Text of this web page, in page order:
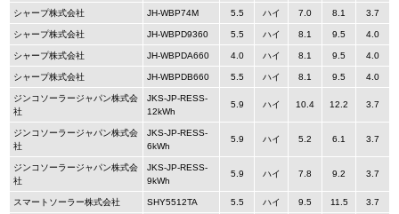
シャープ株式会社 JH-WBP74M 5.5 ハイ 7.0 8.1 3.7
シャープ株式会社 JH-WBPD9360 5.5 ハイ 8.1 9.5 4.0
シャープ株式会社 JH-WBPDA660 4.0 ハイ 8.1 9.5 4.0
シャープ株式会社 JH-WBPDB660 5.5 ハイ 8.1 9.5 4.0
ジンコソーラージャパン株式会
社
JKS-JP-RESS-
12kWh
5.9 ハイ 10.4 12.2 3.7
ジンコソーラージャパン株式会
社
JKS-JP-RESS-
6kWh
5.9 ハイ 5.2 6.1 3.7
ジンコソーラージャパン株式会
社
JKS-JP-RESS-
9kWh
5.9 ハイ 7.8 9.2 3.7
スマートソーラー株式会社 SHY5512TA 5.5 ハイ 9.5 11.5 3.7